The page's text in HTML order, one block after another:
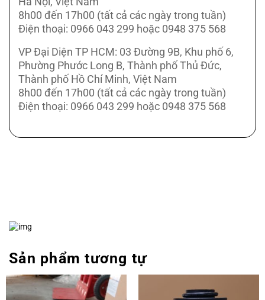
8h00 đến 17h00 (tất cả các ngày trong tuần)
Điện thoại: 0966 043 299 hoặc 0948 375 568
VP Đại Diện TP HCM: 03 Đường 9B, Khu phố 6,
Phường Phước Long B, Thành phố Thủ Đức,
Thành phố Hồ Chí Minh, Việt Nam
8h00 đến 17h00 (tất cả các ngày trong tuần)
Điện thoại: 0966 043 299 hoặc 0948 375 568
Sản phẩm tương tự